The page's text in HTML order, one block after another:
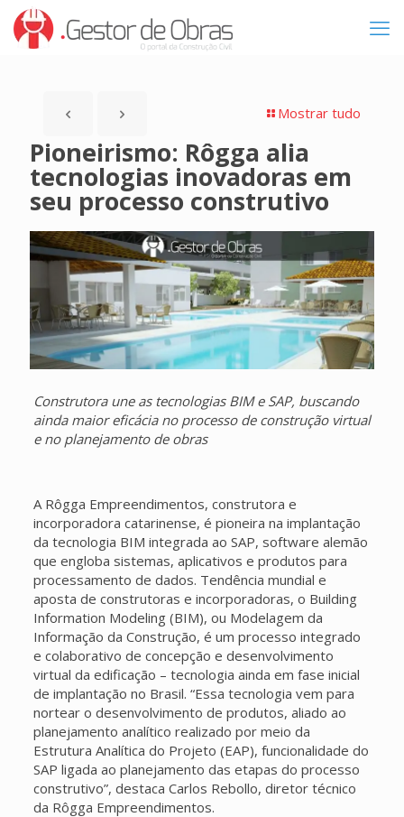
Mostrar tudo
Pioneirismo: Rôgga alia
tecnologias inovadoras em
seu processo construtivo
Construtora une as tecnologias BIM e SAP, buscando
ainda maior eficácia no processo de construção virtual
e no planejamento de obras
A Rôgga Empreendimentos, construtora e
incorporadora catarinense, é pioneira na implantação
da tecnologia BIM integrada ao SAP, software alemão
que engloba sistemas, aplicativos e produtos para
processamento de dados. Tendência mundial e
aposta de construtoras e incorporadoras, o Building
Information Modeling (BIM), ou Modelagem da
Informação da Construção, é um processo integrado
e colaborativo de concepção e desenvolvimento
virtual da edificação – tecnologia ainda em fase inicial
de implantação no Brasil. “Essa tecnologia vem para
nortear o desenvolvimento de produtos, aliado ao
planejamento analítico realizado por meio da
Estrutura Analítica do Projeto (EAP), funcionalidade do
SAP ligada ao planejamento das etapas do processo
construtivo”, destaca Carlos Rebollo, diretor técnico
da Rôgga Empreendimentos.